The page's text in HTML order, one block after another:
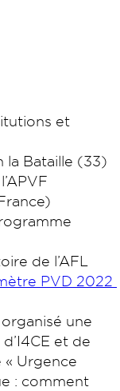
et
la Bataille (33)
de l’AFL
PVD 2022
une
et de
« Urgence
: comment